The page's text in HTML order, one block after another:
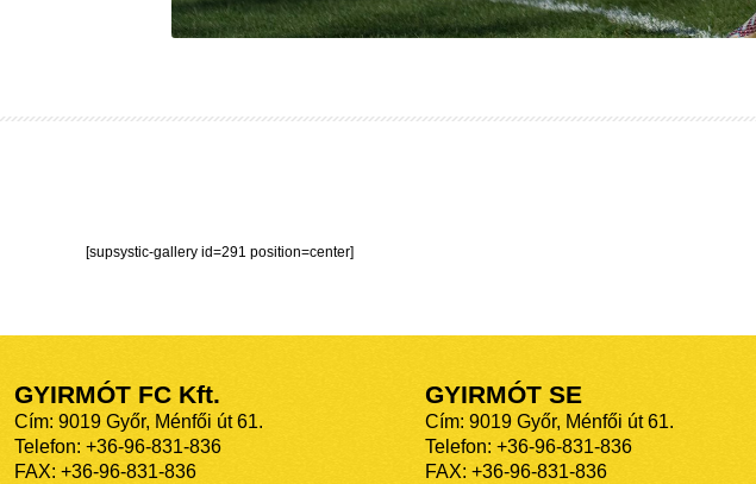
[supsystic-gallery id=291 position=center]
GYIRMÓT FC Kft.
Cím: 9019 Győr, Ménfői út 61.
Telefon: +36-96-831-836
FAX: +36-96-831-836
GYIRMÓT SE
Cím: 9019 Győr, Ménfői út 61.
Telefon: +36-96-831-836
FAX: +36-96-831-836